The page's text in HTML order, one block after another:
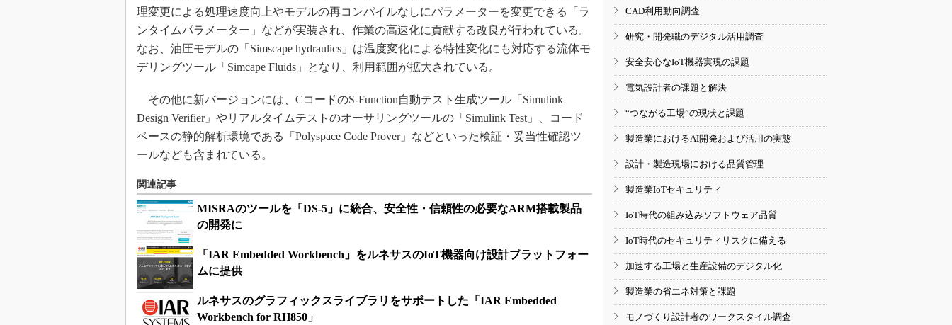
理変更による処理速度向上やモデルの再コンパイルなしにパラメーターを変更できる「ラ
ンタイムパラメーター」などが実装され、作業の高速化に貢献する改良が行われている。
なお、油圧モデルの「Simscape hydraulics」は温度変化による特性変化にも対応する流体モ
デリングツール「Simcape Fluids」となり、利用範囲が拡大されている。
その他に新バージョンには、CコードのS-Function自動テスト生成ツール「Simulink
Design Verifier」やリアルタイムテストのオーサリングツールの「Simulink Test」、コード
ベースの静的解析環境である「Polyspace Code Prover」などといった検証・妥当性確認ツ
ールなども含まれている。
関連記事
MISRAのツールを「DS-5」に統合、安全性・信頼性の必要なARM搭載製品
の開発に
「IAR Embedded Workbench」をルネサスのIoT機器向け設計プラットフォー
ムに提供
ルネサスのグラフィックスライブラリをサポートした「IAR Embedded
Workbench for RH850」
CAD利用動向調査
研究・開発職のデジタル活用調査
安全安心なIoT機器実現の課題
電気設計者の課題と解決
“つながる工場”の現状と課題
製造業におけるAI開発および活用の実態
設計・製造現場における品質管理
製造業IoTセキュリティ
IoT時代の組み込みソフトウェア品質
IoT時代のセキュリティリスクに備える
加速する工場と生産設備のデジタル化
製造業の省エネ対策と課題
モノづくり設計者のワークスタイル調査